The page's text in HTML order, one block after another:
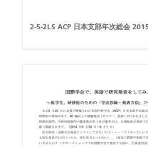
2-5-2LS ACP 日本支部年次総会